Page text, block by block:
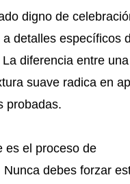
digno de
detalles específicos
diferencia entre
suave radica en
probadas.
es el proceso de
debes forzar